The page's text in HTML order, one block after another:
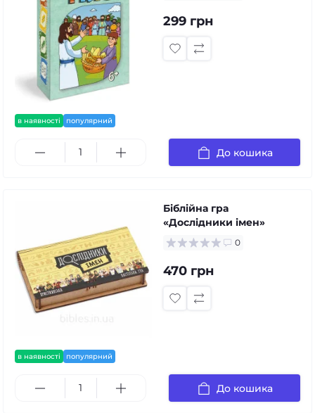
в наявності популярний
299 грн
До кошика
в наявності популярний
Біблійна гра
«Дослідники імен»
0
470 грн
До кошика